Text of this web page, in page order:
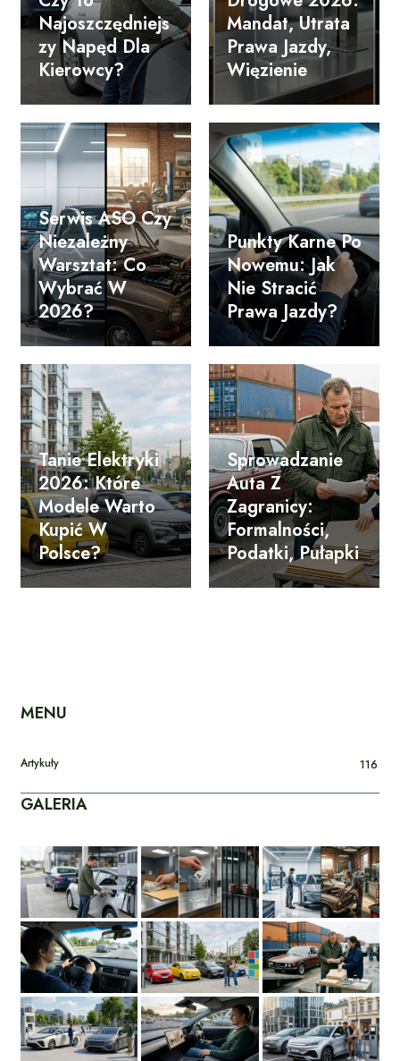
Najoszczędniejs
Zy Napęd Dla
Kierowcy?
Mandat, Utrata
Prawa Jazdy,
Więzienie
Serwis ASO Czy
Niezależny
Warsztat: Co
Wybrać W
2026?
Punkty Karne Po
Nowemu: Jak
Nie Stracić
Prawa Jazdy?
Tanie Elektryki
2026: Które
Modele Warto
Kupić W
Polsce?
Sprowadzanie
Auta Z
Zagranicy:
Formalności,
Podatki, Pułapki
MENU
Artykuły 116
GALERIA